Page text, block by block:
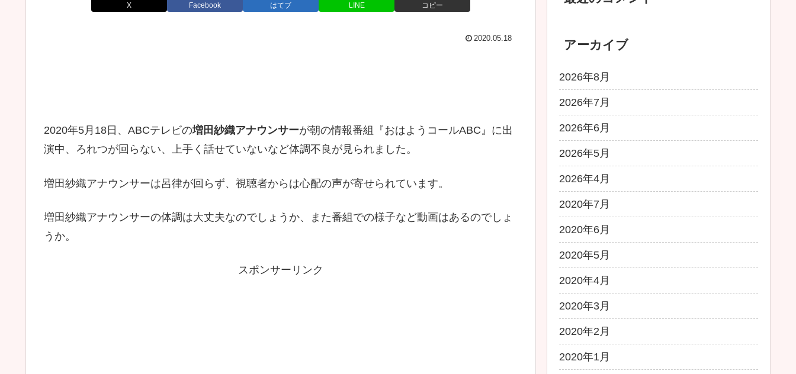
X Facebook はてブ LINE コピー
2020.05.18
2020年5月18日、ABCテレビの増田紗織アナウンサーが朝の情報番組『おはようコールABC』に出
演中、ろれつが回らない、上手く話せていないなど体調不良が見られました。
増田紗織アナウンサーは呂律が回らず、視聴者からは心配の声が寄せられています。
増田紗織アナウンサーの体調は大丈夫なのでしょうか、また番組での様子など動画はあるのでしょ
うか。
スポンサーリンク
アーカイブ
2026年8月
2026年7月
2026年6月
2026年5月
2026年4月
2020年7月
2020年6月
2020年5月
2020年4月
2020年3月
2020年2月
2020年1月